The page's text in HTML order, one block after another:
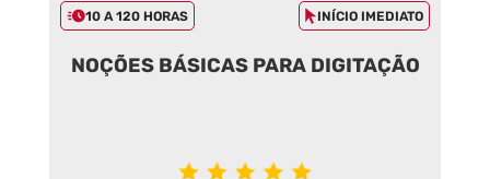
10 A 120 HORAS INÍCIO IMEDIATO
NOÇÕES BÁSICAS PARA DIGITAÇÃO